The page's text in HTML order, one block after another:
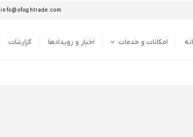
info@ofoghtrade.com
امکانات و خدمات اخبار و رویدادها گزارشات